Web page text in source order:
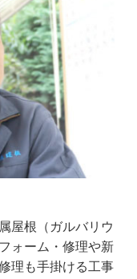
屋根（ガルバリウ
ォーム・修理や新
理も手掛ける工事